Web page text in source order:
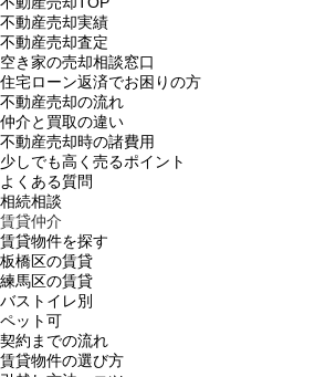
不動産売却実績
不動産売却査定
空き家の売却相談窓口
住宅ローン返済でお困りの方
不動産売却の流れ
仲介と買取の違い
不動産売却時の諸費用
少しでも高く売るポイント
よくある質問
相続相談
賃貸仲介
賃貸物件を探す
板橋区の賃貸
練馬区の賃貸
バストイレ別
ペット可
契約までの流れ
賃貸物件の選び方